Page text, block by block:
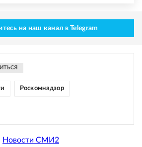
на наш канал в Telegram
Роскомнадзор
Новости СМИ2